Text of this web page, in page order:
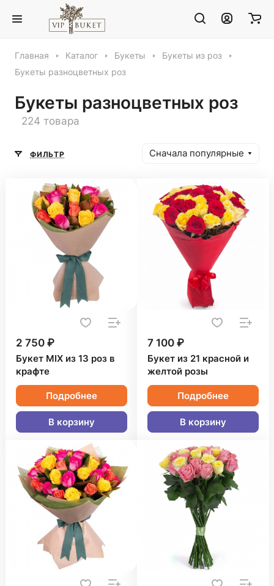
Главная Каталог Букеты
Букеты из роз
Букеты разноцветных роз
Букеты разноцветных роз
224 товара
ФИЛЬТР Сначала популярные
2 750 ₽
Букет MIX из 13 роз в
крафте
Подробнее
В корзину
7 100 ₽
Букет из 21 красной и
желтой розы
Подробнее
В корзину